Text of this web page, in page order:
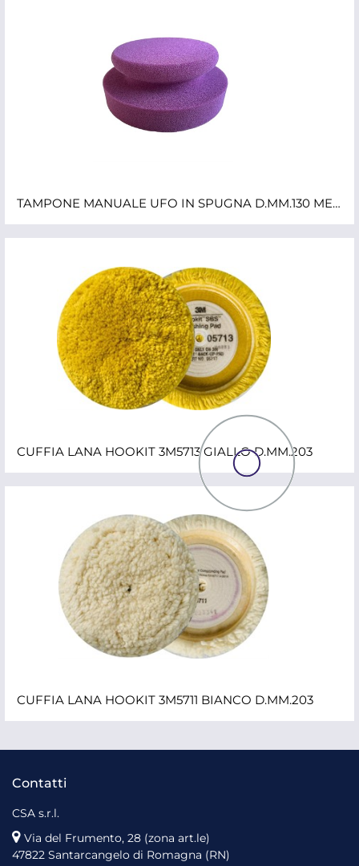
TAMPONE MANUALE UFO IN SPUGNA D.MM.130 MEDIUM VIOLA
CUFFIA LANA HOOKIT 3M5713 GIALLO D.MM.203
CUFFIA LANA HOOKIT 3M5711 BIANCO D.MM.203
Contatti
CSA s.r.l.
Via del Frumento, 28 (zona art.le)
47822 Santarcangelo di Romagna (RN)